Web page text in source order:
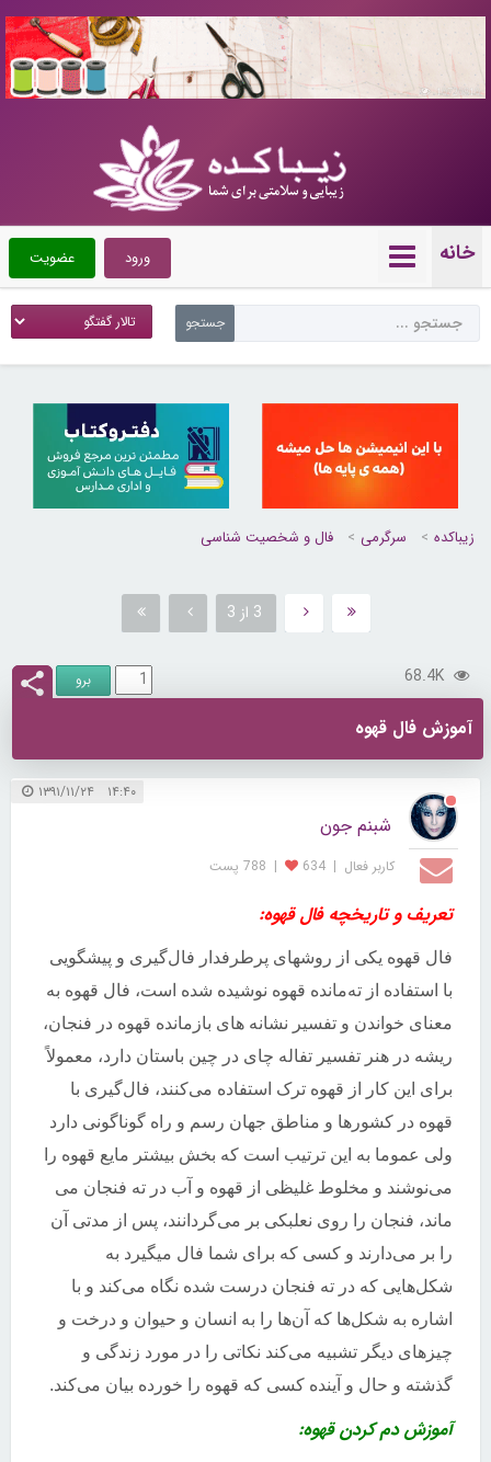
10720810
خانه عضویت ورود
زیباکده سرگرمی فال و شخصیت شناسی
3 از 3
68.4K
آموزش فال قهوه
۱۴:۴۰ ۱۳۹۱/۱۱/۲۴
شبنم جون
کاربر فعال |
634
| 788 پست
تعریف و تاریخچه فال قهوه:
فال قهوه یکی از روشهای پرطرفدار فال‌گیری و پیشگویی
با استفاده از ته‌مانده قهوه نوشیده شده است، فال قهوه به
معنای خواندن و تفسیر نشانه های بازمانده قهوه در فنجان،
ریشه در هنر تفسیر تفاله چای در چین باستان دارد، معمولاً
برای این کار از قهوه ترک استفاده می‌کنند، فال‌گیری با
قهوه در کشورها و مناطق جهان رسم و راه گوناگونی دارد
ولی عموما به این ترتیب است که بخش بیشتر مایع قهوه را
می‌نوشند و مخلوط غلیظی از قهوه و آب در ته فنجان می
ماند، فنجان را روی نعلبکی بر می‌گردانند، پس از مدتی آن
را بر می‌دارند و کسی که برای شما فال میگیرد به
شکل‌هایی که در ته فنجان درست شده نگاه می‌کند و با
اشاره به شکل‌ها که آن‌ها را به انسان و حیوان و درخت و
چیزهای دیگر تشبیه می‌کند نکاتی را در مورد زندگی و
گذشته و حال و آینده کسی که قهوه را خورده بیان می‌کند.
آموزش دم کردن قهوه: